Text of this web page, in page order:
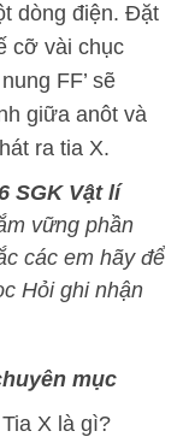
dòng điện. Đặt
cỡ vài chục
FF’ sẽ
giữa anôt và
ra tia X.
SGK Vật lí
vững phần
các em hãy để
Hỏighi nhận
mục
Tia X là gì?